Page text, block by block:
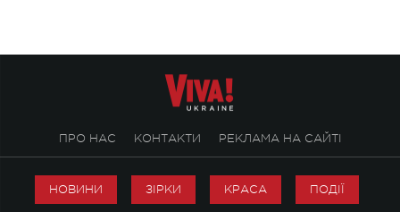
ПРО НАС КОНТАКТИ РЕКЛАМА НА САЙТІ
НОВИНИ ЗІРКИ КРАСА ПОДІЇ